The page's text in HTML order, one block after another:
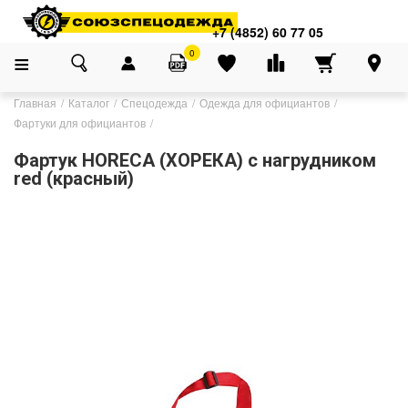
+7 (4852) 60 77 05
0
Главная Каталог Спецодежда
Одежда для официантов
Фартуки для официантов
Фартук HORECA (ХОРЕКА) с нагрудником
red (красный)